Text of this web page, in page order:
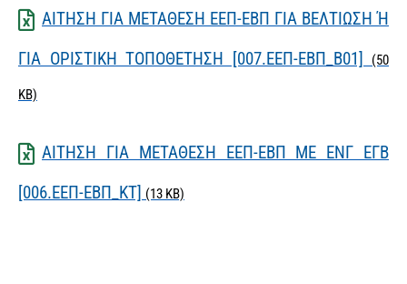
ΑΙΤΗΣΗ ΓΙΑ ΜΕΤΑΘΕΣΗ ΕΕΠ-ΕΒΠ ΓΙΑ ΒΕΛΤΙΩΣΗ Ή
ΓΙΑ ΟΡΙΣΤΙΚΗ ΤΟΠΟΘΕΤΗΣΗ [007.ΕΕΠ-ΕΒΠ_Β01]
(50
KB)
ΑΙΤΗΣΗ ΓΙΑ ΜΕΤΑΘΕΣΗ ΕΕΠ-ΕΒΠ ΜΕ ΕΝΓ ΕΓΒ
[006.ΕΕΠ-ΕΒΠ_ΚΤ] (13 KB)